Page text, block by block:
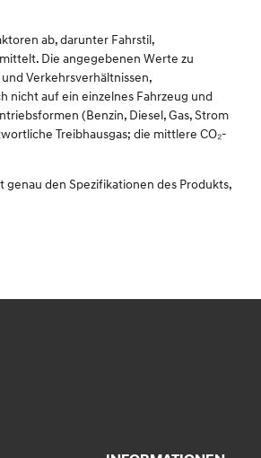
ab, darunter Fahrstil,
Die angegebenen Werte zu
Verkehrsverhältnissen,
nicht auf ein einzelnes Fahrzeug und
(Benzin, Diesel, Gas, Strom
Treibhausgas; die mittlere CO₂-
den Spezifikationen des Produkts,